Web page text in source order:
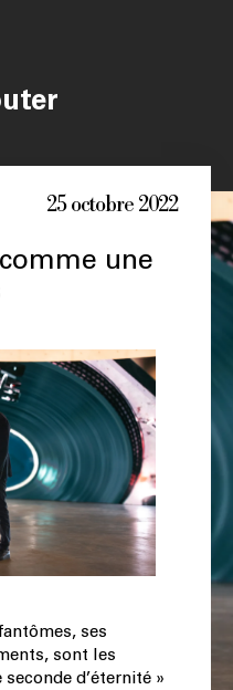
25 octobre 2022
une
ses
sont les
d’éternité »